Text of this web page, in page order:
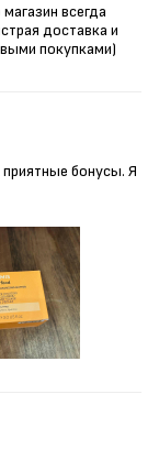
всегда
доставка и
покупками)
бонусы. Я